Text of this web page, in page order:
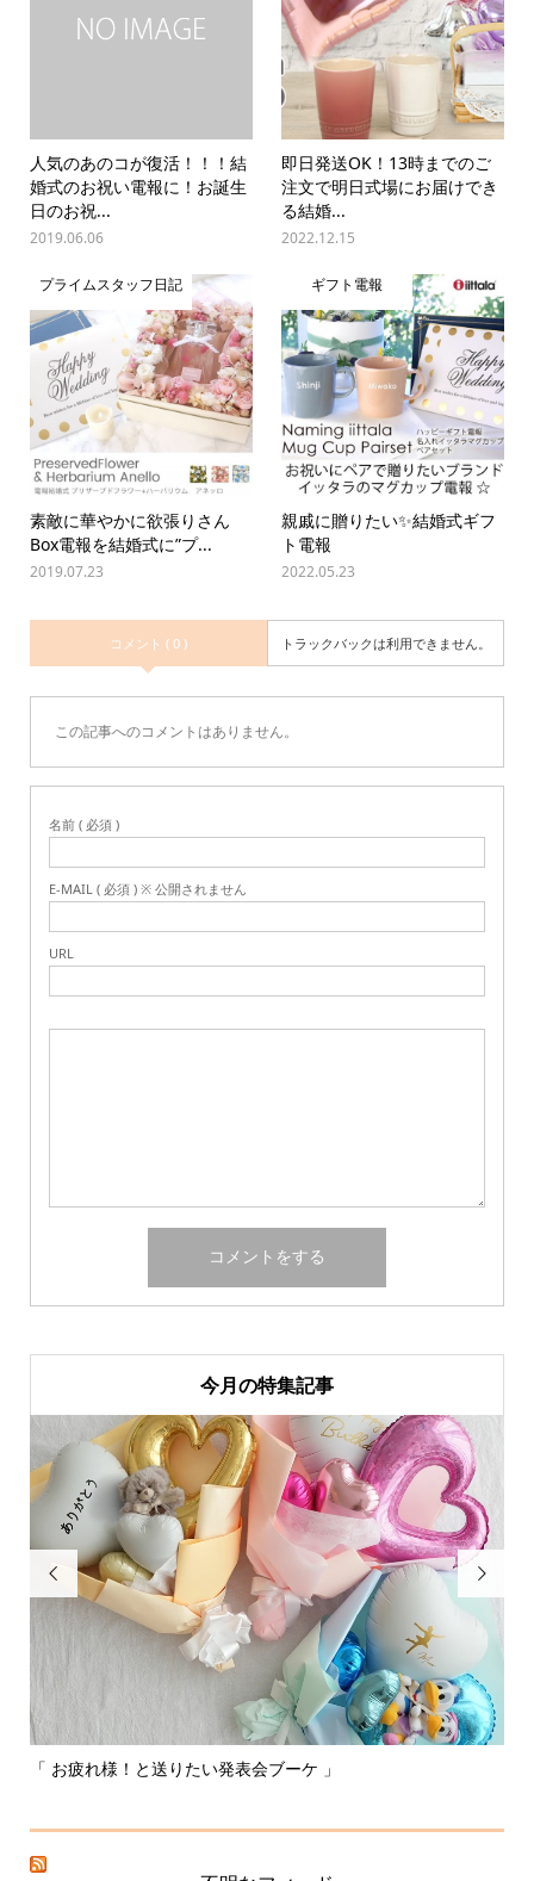
人気のあのコが復活！！！結
婚式のお祝い電報に！お誕生
日のお祝...
2019.06.06
即日発送OK！13時までのご
注文で明日式場にお届けでき
る結婚...
2022.12.15
プライムスタッフ日記
素敵に華やかに欲張りさん
Box電報を結婚式に”プ...
2019.07.23
ギフト電報
親戚に贈りたい✨結婚式ギフ
ト電報
2022.05.23
コメント ( 0 ) トラックバックは利用できません。
この記事へのコメントはありません。
名前 ( 必須 )
E-MAIL ( 必須 ) ※ 公開されません
URL
今月の特集記事

「 お疲れ様！と送りたい発表会ブーケ 」
